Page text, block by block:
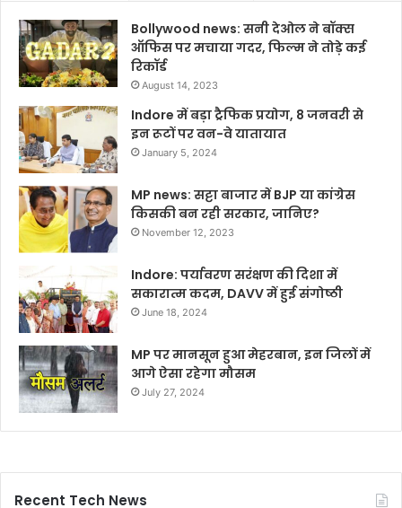
Bollywood news: सनी देओल ने बॉक्स
ऑफिस पर मचाया गदर, फिल्म ने तोड़े कई
रिकॉर्ड
August 14, 2023
Indore में बड़ा ट्रैफिक प्रयोग, 8 जनवरी से
इन रूटों पर वन-वे यातायात
January 5, 2024
MP news: सट्टा बाजार में BJP या कांग्रेस
किसकी बन रही सरकार, जानिए?
November 12, 2023
Indore: पर्यावरण सरंक्षण की दिशा में
सकारात्म कदम, DAVV में हुई संगोष्ठी
June 18, 2024
MP पर मानसून हुआ मेहरबान, इन जिलों में
आगे ऐसा रहेगा मौसम
July 27, 2024
Recent Tech News